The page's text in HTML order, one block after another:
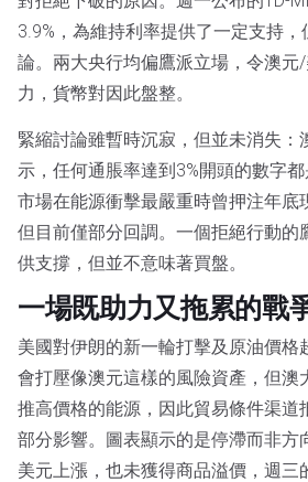
3.9%，為維持利率提供了一定支持
論。兩大央行均偏鷹派立場，令澳元
力，貨幣對因此盤整。
緊縮討論雖暫時沉寂，但並未消失：
示，任何通脹率達到3%開頭的數字
市場在能源衝擊最嚴重時曾押注年底
但目前僅部分回調。一個拒絕行動的
供支撐，但並不意味著買盤。
一場既助力又拖累的戰
美國對伊朗的新一輪打擊及原油價格
會打壓像澳元這樣的風險資產，但澳
推高價格的能源，因此貿易條件渠道
部分影響。圖表顯示的是停滯而非方
美元上漲，也未獲得商品溢價，週三